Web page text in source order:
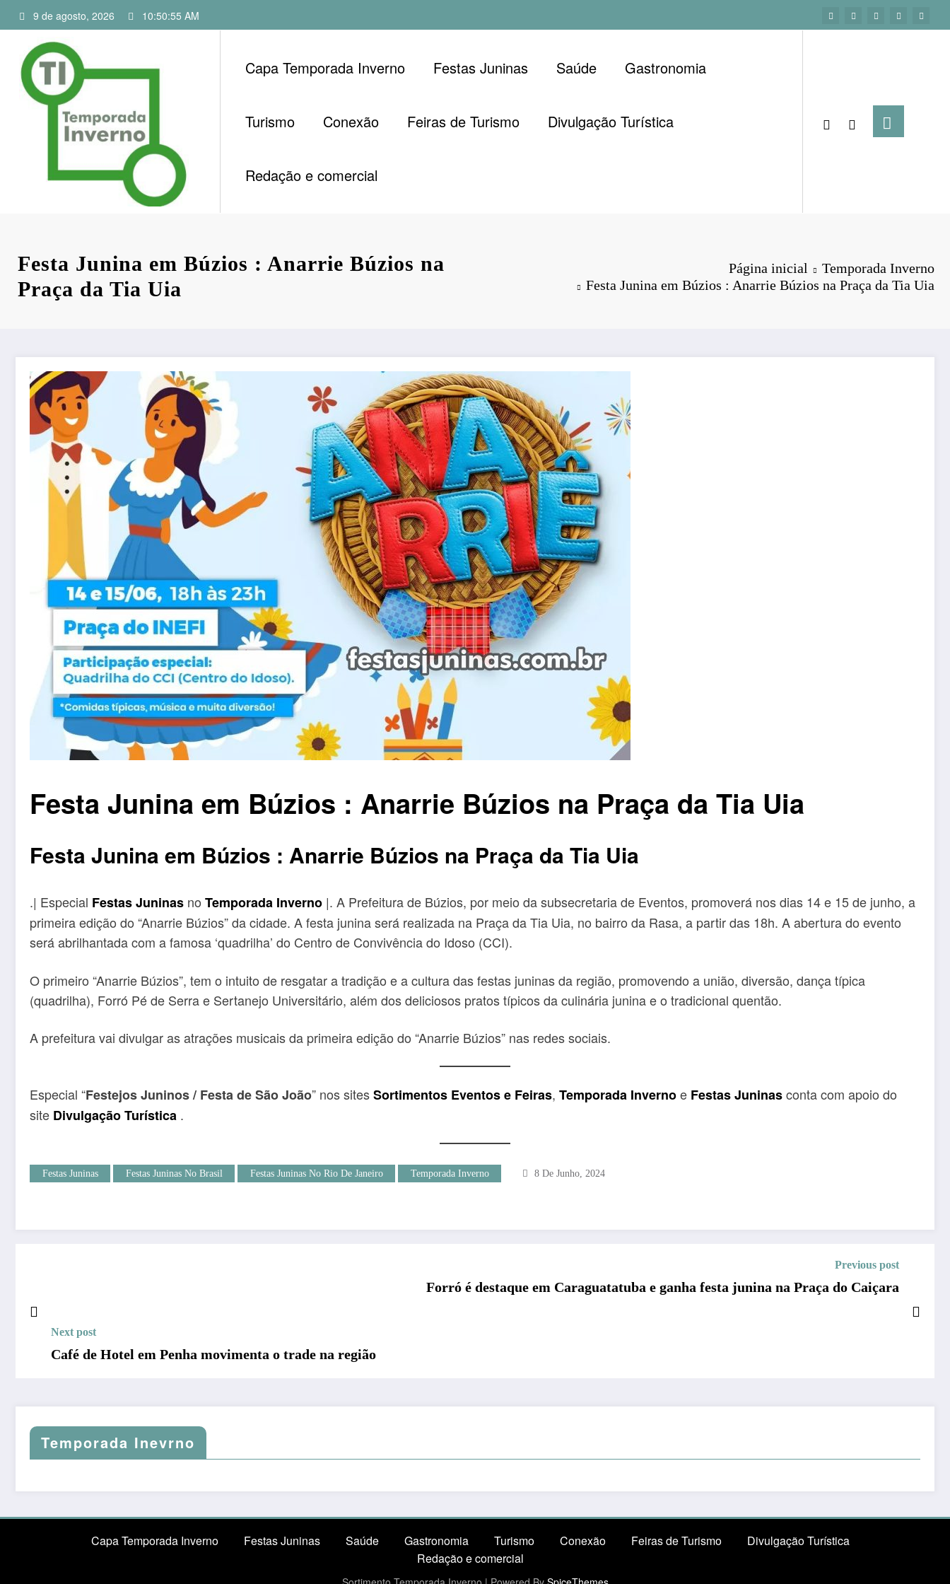
para
conteúdo
9 de agosto, 2026 10:50:55 AM
Capa Temporada Inverno Festas Juninas Saúde Gastronomia
Turismo Conexão Feiras de Turismo Divulgação Turística
Redação e comercial
Festa Junina em Búzios : Anarrie Búzios na
Praça da Tia Uia
Página inicial
Temporada Inverno
Festa Junina em Búzios : Anarrie Búzios na Praça da Tia Uia
Festa Junina em Búzios : Anarrie Búzios na Praça da Tia Uia
Festa Junina em Búzios : Anarrie Búzios na Praça da Tia Uia
.| Especial Festas Juninas no Temporada Inverno |. A Prefeitura de Búzios, por meio da subsecretaria de Eventos, promoverá nos dias 14 e 15 de junho, a
primeira edição do “Anarrie Búzios” da cidade. A festa junina será realizada na Praça da Tia Uia, no bairro da Rasa, a partir das 18h. A abertura do evento
será abrilhantada com a famosa ‘quadrilha’ do Centro de Convivência do Idoso (CCI).
O primeiro “Anarrie Búzios”, tem o intuito de resgatar a tradição e a cultura das festas juninas da região, promovendo a união, diversão, dança típica
(quadrilha), Forró Pé de Serra e Sertanejo Universitário, além dos deliciosos pratos típicos da culinária junina e o tradicional quentão.
A prefeitura vai divulgar as atrações musicais da primeira edição do “Anarrie Búzios” nas redes sociais.
Especial “Festejos Juninos / Festa de São João” nos sitesSortimentos Eventos e Feiras, Temporada Invernoe Festas Juninasconta com apoio do
site Divulgação Turística .
Festas Juninas Festas Juninas No Brasil Festas Juninas No Rio De Janeiro Temporada Inverno 8 De Junho, 2024
Previous post
Forró é destaque em Caraguatatuba e ganha festa junina na Praça do Caiçara
Next post
Café de Hotel em Penha movimenta o trade na região
Temporada Inevrno
Capa Temporada Inverno Festas Juninas Saúde Gastronomia Turismo Conexão Feiras de Turismo
Divulgação Turística
Redação e comercial